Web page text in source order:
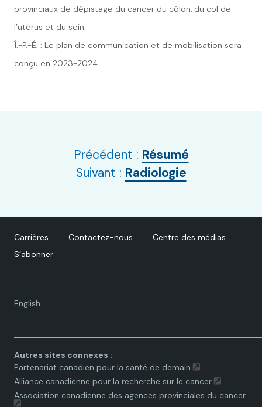
provinciaux de dépistage du cancer du côlon, du col de
l’utérus et du sein.
Î.-P.-É. : Le plan de communication et de mobilisation sera
conçu en 2023-2024.
Précédent : Résumé
Suivant : Radiologie
Carrières Contactez-nous
Centre des médias
S’abonner
English
Language
Autres sites connexes :
Partenariat canadien pour la santé de demain
Alliance canadienne pour la recherche sur le cancer
Association canadienne des agences provinciales du cancer